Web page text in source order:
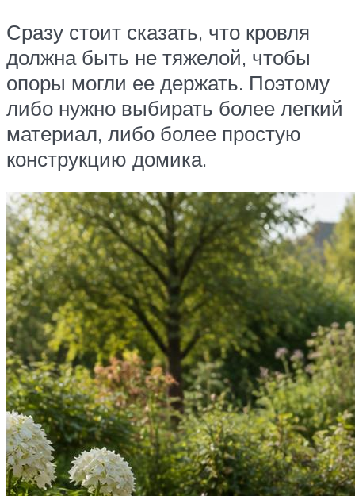
Сразу стоит сказать, что кровля
должна быть не тяжелой, чтобы
опоры могли ее держать. Поэтому
либо нужно выбирать более легкий
материал, либо более простую
конструкцию домика.